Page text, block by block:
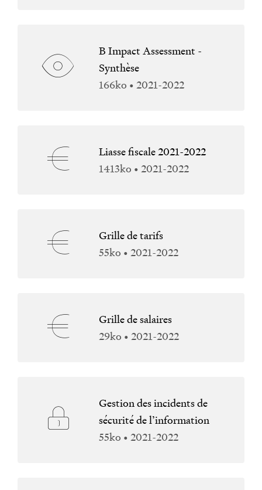
B Impact Assessment -
Synthèse
166ko • 2021-2022
Liasse fiscale 2021-2022
1413ko • 2021-2022
Grille de tarifs
55ko • 2021-2022
Grille de salaires
29ko • 2021-2022
Gestion des incidents de
sécurité de l’information
55ko • 2021-2022